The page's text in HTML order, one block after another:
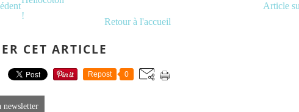
Article
Retour à l'accueil
CET ARTICLE
Repost 0
newsletter